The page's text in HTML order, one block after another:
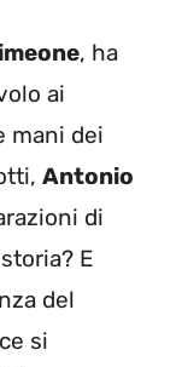
, ha
ai
mani dei
Antonio
di
E
del
si